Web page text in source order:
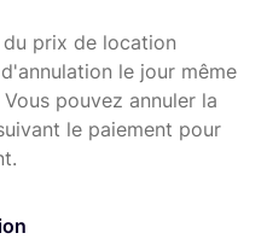
prix de location
le jour même
pouvez annuler la
le paiement pour